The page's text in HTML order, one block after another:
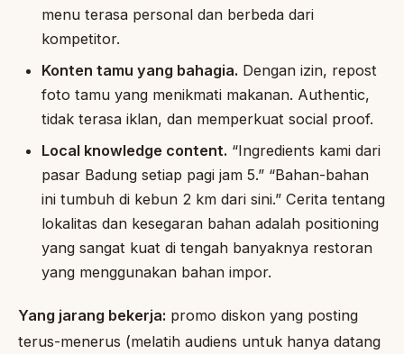
menu terasa personal dan berbeda dari
kompetitor.
Konten tamu yang bahagia. Dengan izin, repost
foto tamu yang menikmati makanan. Authentic,
tidak terasa iklan, dan memperkuat social proof.
Local knowledge content. “Ingredients kami dari
pasar Badung setiap pagi jam 5.” “Bahan-bahan
ini tumbuh di kebun 2 km dari sini.” Cerita tentang
lokalitas dan kesegaran bahan adalah positioning
yang sangat kuat di tengah banyaknya restoran
yang menggunakan bahan impor.
Yang jarang bekerja: promo diskon yang posting
terus-menerus (melatih audiens untuk hanya datang